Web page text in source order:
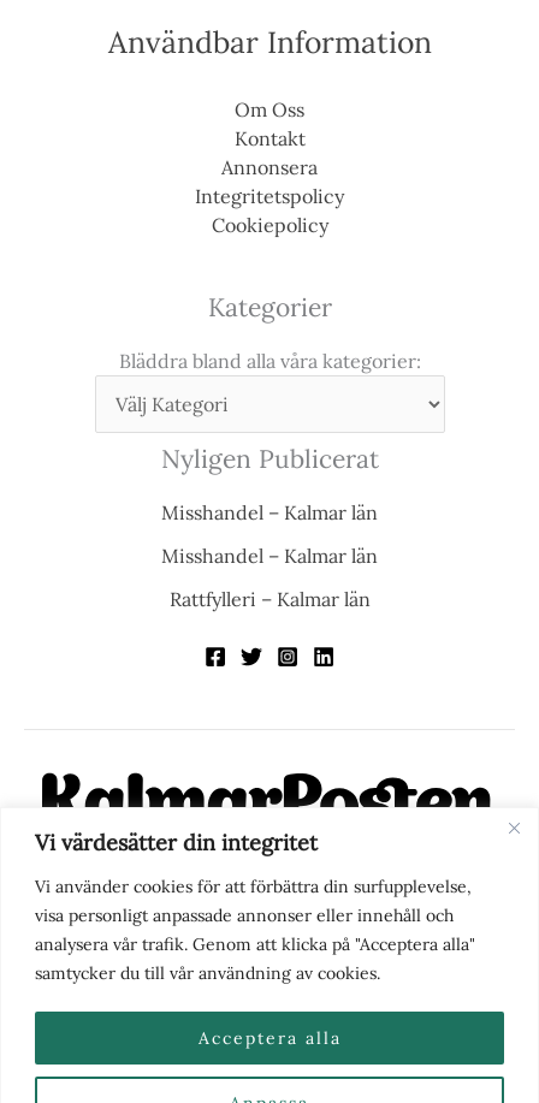
Vi värdesätter din integritet
Vi använder cookies för att förbättra din surfupplevelse,
visa personligt anpassade annonser eller innehåll och
analysera vår trafik. Genom att klicka på "Acceptera alla"
samtycker du till vår användning av cookies.
Acceptera alla
Användbar Information
Om Oss
Kontakt
Annonsera
Integritetspolicy
Cookiepolicy
Kategorier
Bläddra bland alla våra kategorier:
Nyligen Publicerat
Misshandel – Kalmar län
Misshandel – Kalmar län
Rattfylleri – Kalmar län
KalmarPosten är en modern lokalnyhetstidning på nätet. Med
fokus på Kalmarregionen, men också med blick för det större
perspektivet, vill vi vara din självklara kanal för nyheter,
berättelser och engagemang. KalmarPosten grundades 1988 och
fick nya ägare 2025.